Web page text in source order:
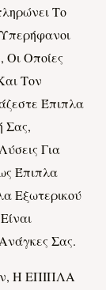
Το
Οι Οποίες
Τον
Έπιπλα
Σας,
Για
Έπιπλα
Εξωτερικού
Σας.
Η ΕΠΙΠΛΑ